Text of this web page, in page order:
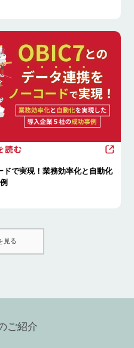
で実現！業務効率化と自動化
見る
ご紹介